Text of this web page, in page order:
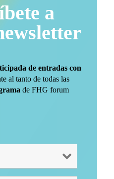
a
de entradas con
al tanto de todas las
de FHG forum